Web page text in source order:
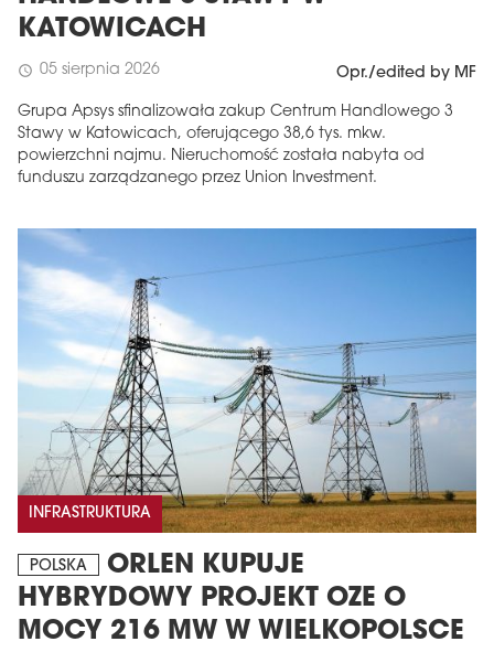
KATOWICACH
schedule 05 sierpnia 2026 Opr./edited by MF
Grupa Apsys sfinalizowała zakup Centrum Handlowego 3
Stawy w Katowicach, oferującego 38,6 tys. mkw.
powierzchni najmu. Nieruchomość została nabyta od
funduszu zarządzanego przez Union Investment.
INFRASTRUKTURA
POLSKA
ORLEN KUPUJE
HYBRYDOWY PROJEKT OZE O
MOCY 216 MW W WIELKOPOLSCE